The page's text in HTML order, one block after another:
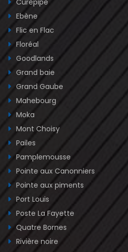
Ebène
Flic en Flac
Floréal
Goodlands
Grand baie
Grand Gaube
Mahebourg
Moka
Mont Choisy
Pailes
Pamplemousse
Pointe aux Canonniers
Pointe aux piments
Port Louis
Poste La Fayette
Quatre Bornes
Rivière noire